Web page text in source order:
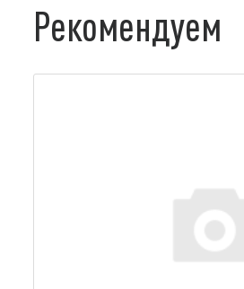
Рекомендуем